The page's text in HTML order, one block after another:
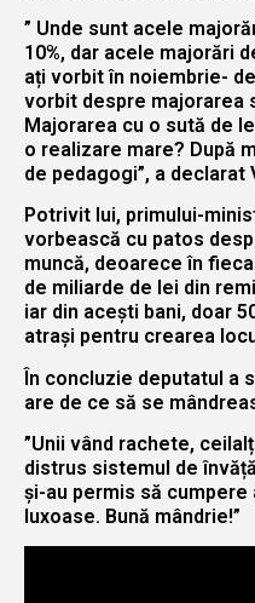
” Unde sunt acele
10%, dar acele majorări
ați vorbit în noiembrie-
vorbit despre majorarea
Majorarea cu o sută de
o realizare mare? După
de pedagogi”, a declarat
Potrivit lui, primului-
vorbească cu patos
muncă, deoarece în
de miliarde de lei din
iar din acești bani, doar
atrași pentru crearea
În concluzie deputatul a
are de ce să se
”Unii vând rachete,
distrus sistemul de
și-au permis să
luxoase. Bună mândrie!”